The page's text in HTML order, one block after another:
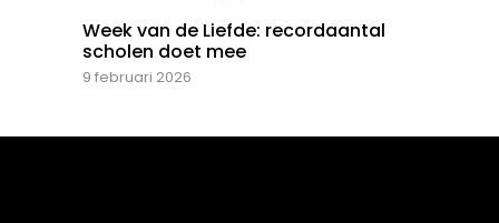
Week van de Liefde: recordaantal
scholen doet mee
9 februari 2026